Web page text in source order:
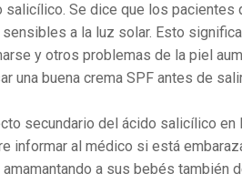
Se dice que los pacientes
a la luz solar. Esto
y otros problemas de la piel
una buena crema SPF antes de
secundario del ácido salicílico en
informar al médico si está
a sus bebés también